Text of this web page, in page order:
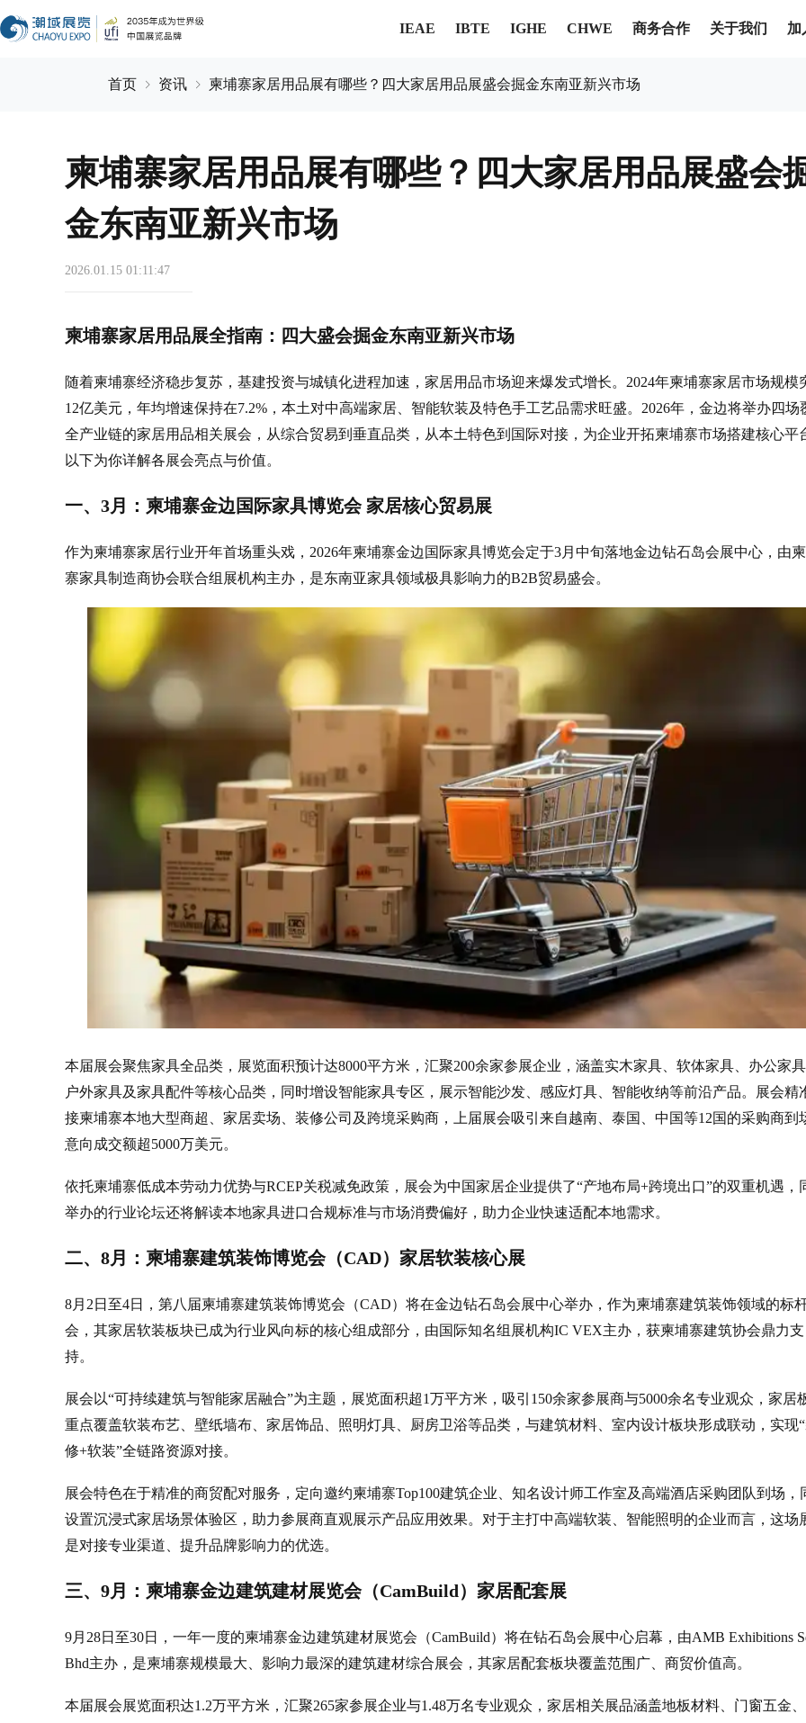
IEAE IBTE IGHE CHWE 商务合作 关于我们 加
首页 资讯 柬埔寨家居用品展有哪些？四大家居用品展盛会掘金东南亚新兴市场
柬埔寨家居用品展有哪些？四大家居用品展盛会
金东南亚新兴市场
2026.01.15 01:11:47
柬埔寨家居用品展全指南：四大盛会掘金东南亚新兴市场
随着柬埔寨经济稳步复苏，基建投资与城镇化进程加速，家居用品市场迎来爆发式增长。2024年柬埔寨家居市场规模
12亿美元，年均增速保持在7.2%，本土对中高端家居、智能软装及特色手工艺品需求旺盛。2026年，金边将举办四场
全产业链的家居用品相关展会，从综合贸易到垂直品类，从本土特色到国际对接，为企业开拓柬埔寨市场搭建核心平
以下为你详解各展会亮点与价值。
一、3月：柬埔寨金边国际家具博览会 家居核心贸易展
作为柬埔寨家居行业开年首场重头戏，2026年柬埔寨金边国际家具博览会定于3月中旬落地金边钻石岛会展中心，由
寨家具制造商协会联合组展机构主办，是东南亚家具领域极具影响力的B2B贸易盛会。
本届展会聚焦家具全品类，展览面积预计达8000平方米，汇聚200余家参展企业，涵盖实木家具、软体家具、办公家
户外家具及家具配件等核心品类，同时增设智能家具专区，展示智能沙发、感应灯具、智能收纳等前沿产品。展会精
接柬埔寨本地大型商超、家居卖场、装修公司及跨境采购商，上届展会吸引来自越南、泰国、中国等12国的采购商到
意向成交额超5000万美元。
依托柬埔寨低成本劳动力优势与RCEP关税减免政策，展会为中国家居企业提供了“产地布局+跨境出口”的双重机遇，
举办的行业论坛还将解读本地家具进口合规标准与市场消费偏好，助力企业快速适配本地需求。
二、8月：柬埔寨建筑装饰博览会（CAD）家居软装核心展
8月2日至4日，第八届柬埔寨建筑装饰博览会（CAD）将在金边钻石岛会展中心举办，作为柬埔寨建筑装饰领域的标
会，其家居软装板块已成为行业风向标的核心组成部分，由国际知名组展机构IC VEX主办，获柬埔寨建筑协会鼎力支
持。
展会以“可持续建筑与智能家居融合”为主题，展览面积超1万平方米，吸引150余家参展商与5000余名专业观众，家居
重点覆盖软装布艺、壁纸墙布、家居饰品、照明灯具、厨房卫浴等品类，与建筑材料、室内设计板块形成联动，实现
修+软装”全链路资源对接。
展会特色在于精准的商贸配对服务，定向邀约柬埔寨Top100建筑企业、知名设计师工作室及高端酒店采购团队到场，
设置沉浸式家居场景体验区，助力参展商直观展示产品应用效果。对于主打中高端软装、智能照明的企业而言，这场
是对接专业渠道、提升品牌影响力的优选。
三、9月：柬埔寨金边建筑建材展览会（CamBuild）家居配套展
9月28日至30日，一年一度的柬埔寨金边建筑建材展览会（CamBuild）将在钻石岛会展中心启幕，由AMB Exhibitions
Bhd主办，是柬埔寨规模最大、影响力最深的建筑建材综合展会，其家居配套板块覆盖范围广、商贸价值高。
本届展会展览面积达1.2万平方米，汇聚265家参展企业与1.48万名专业观众，家居相关展品涵盖地板材料、门窗五金